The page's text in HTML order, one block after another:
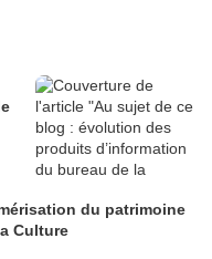
du patrimoine
Culture